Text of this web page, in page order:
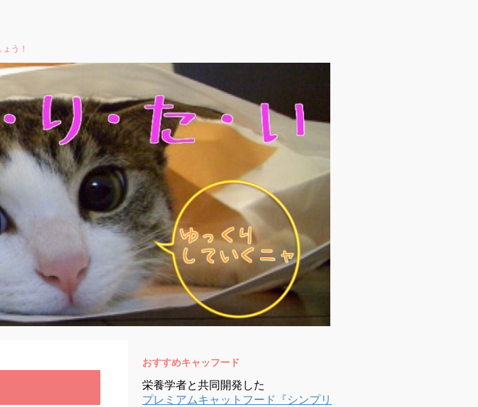
う！
おすすめキャッフード
栄養学者と共同開発した
プレミアムキャットフード『シンプリ